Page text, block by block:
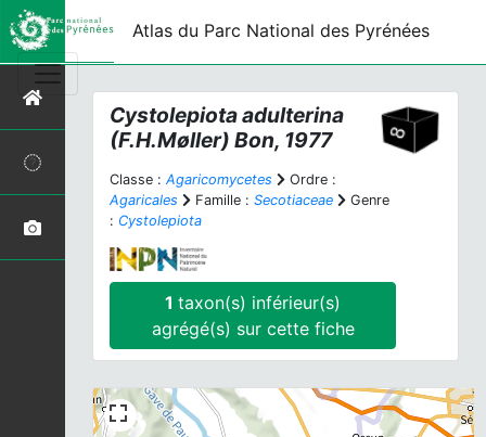
Atlas du Parc National des Pyrénées
Cystolepiota adulterina
(F.H.Møller) Bon, 1977
Classe : Agaricomycetes
Ordre :
Agaricales
Famille : Secotiaceae
Genre
: Cystolepiota
1taxon(s) inférieur(s)
agrégé(s) sur cette fiche